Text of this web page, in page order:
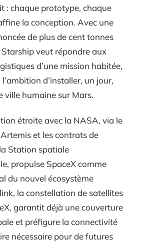
: chaque prototype, chaque
la conception. Avec une
de plus de cent tonnes
veut répondre aux
d’une mission habitée,
d’installer, un jour,
ville humaine sur Mars.
étroite avec la NASA, via le
et les contrats de
Station spatiale
propulse SpaceX comme
du nouvel écosystème
la constellation de satellites
garantit déjà une couverture
et préfigure la connectivité
nécessaire pour de futures